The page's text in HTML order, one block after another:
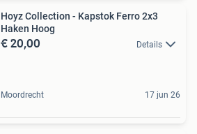
Hoyz Collection - Kapstok Ferro 2x3
Haken Hoog
€ 20,00 Details
Moordrecht 17 jun 26